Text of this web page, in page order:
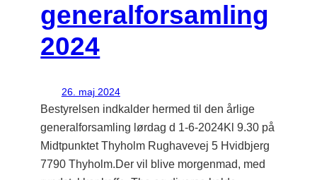
generalforsamling
2024
26. maj 2024
Bestyrelsen indkalder hermed til den årlige
generalforsamling lørdag d 1-6-2024Kl 9.30 på
Midtpunktet Thyholm Rughavevej 5 Hvidbjerg
7790 Thyholm.Der vil blive morgenmad, med